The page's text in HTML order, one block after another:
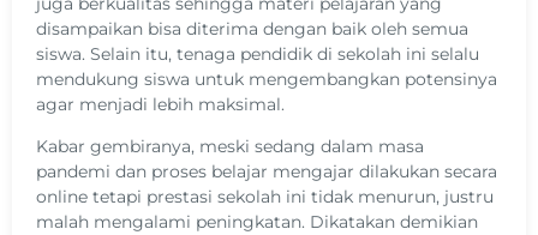
disampaikan bisa diterima dengan baik oleh semua
siswa. Selain itu, tenaga pendidik di sekolah ini selalu
mendukung siswa untuk mengembangkan potensinya
agar menjadi lebih maksimal.
Kabar gembiranya, meski sedang dalam masa
pandemi dan proses belajar mengajar dilakukan secara
online tetapi prestasi sekolah ini tidak menurun, justru
malah mengalami peningkatan. Dikatakan demikian